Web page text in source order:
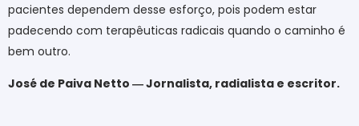
pacientes dependem desse esforço, pois podem estar
padecendo com terapêuticas radicais quando o caminho é
bem outro.
José de Paiva Netto ― Jornalista, radialista e escritor.